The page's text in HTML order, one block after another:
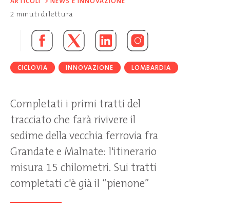
2 minuti di lettura
CICLOVIA INNOVAZIONE LOMBARDIA
Completati i primi tratti del
tracciato che farà rivivere il
sedime della vecchia ferrovia fra
Grandate e Malnate: l'itinerario
misura 15 chilometri. Sui tratti
completati c'è già il “pienone”